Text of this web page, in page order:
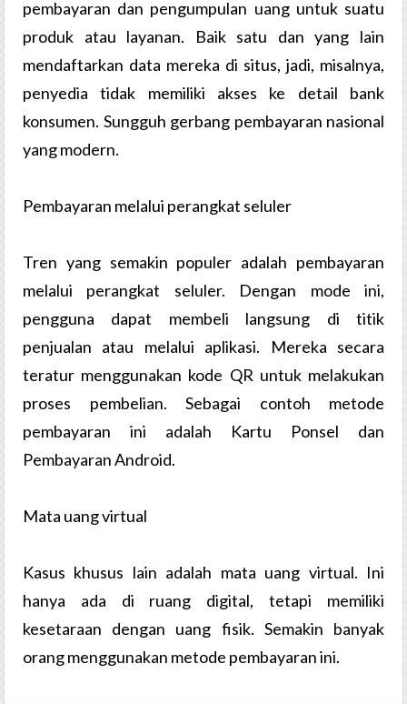
pembayaran dan pengumpulan uang untuk suatu
produk atau layanan. Baik satu dan yang lain
mendaftarkan data mereka di situs, jadi, misalnya,
penyedia tidak memiliki akses ke detail bank
konsumen. Sungguh gerbang pembayaran nasional
yang modern.
Pembayaran melalui perangkat seluler
Tren yang semakin populer adalah pembayaran
melalui perangkat seluler. Dengan mode ini,
pengguna dapat membeli langsung di titik
penjualan atau melalui aplikasi. Mereka secara
teratur menggunakan kode QR untuk melakukan
proses pembelian. Sebagai contoh metode
pembayaran ini adalah Kartu Ponsel dan
Pembayaran Android.
Mata uang virtual
Kasus khusus lain adalah mata uang virtual. Ini
hanya ada di ruang digital, tetapi memiliki
kesetaraan dengan uang fisik. Semakin banyak
orang menggunakan metode pembayaran ini.